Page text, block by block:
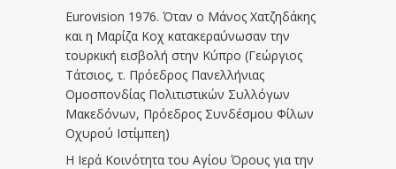
Eurovision 1976. Όταν ο Μάνος Χατζηδάκης
και η Μαρίζα Κοχ κατακεραύνωσαν την
τουρκική εισβολή στην Κύπρο (Γεώργιος
Τάτσιος, τ. Πρόεδρος Πανελλήνιας
Ομοσπονδίας Πολιτιστικών Συλλόγων
Μακεδόνων, Πρόεδρος Συνδέσμου Φίλων
Οχυρού Ιστίμπεη)
Η Ιερά Κοινότητα του Αγίου Όρους για την